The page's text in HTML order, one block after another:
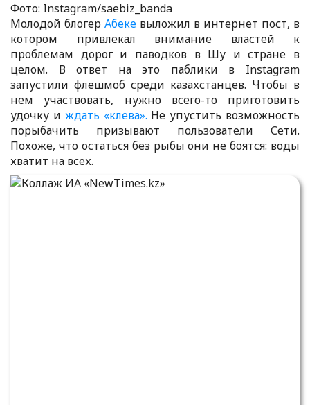
Фото: Instagram/saebiz_banda
Молодой блогер Абеке выложил в интернет пост, в
котором привлекал внимание властей к
проблемам дорог и паводков в Шу и стране в
целом. В ответ на это паблики в Instagram
запустили флешмоб среди казахстанцев. Чтобы в
нем участвовать, нужно всего-то приготовить
удочку и ждать «клева». Не упустить возможность
порыбачить призывают пользователи Сети.
Похоже, что остаться без рыбы они не боятся: воды
хватит на всех.